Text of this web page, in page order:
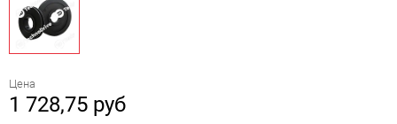
Цена
1 728,75 руб